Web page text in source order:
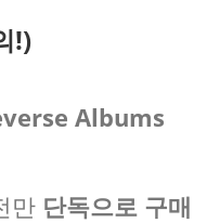
!)
Albums
만 단독으로 구매